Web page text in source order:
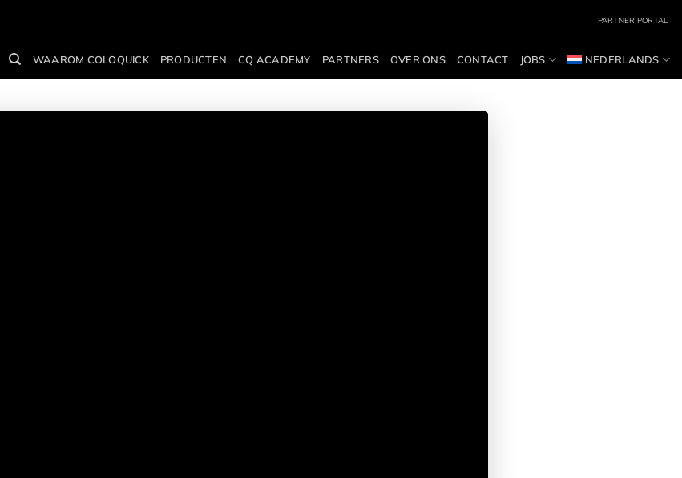
PARTNER PORTAL
WAAROM COLOQUICK PRODUCTEN CQ ACADEMY PARTNERS OVER ONS CONTACT JOBS NEDERLANDS